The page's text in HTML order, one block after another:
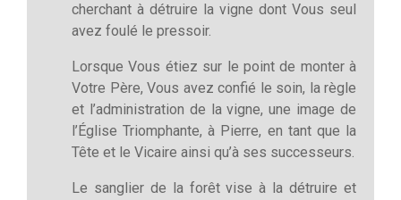
cherchant à détruire la vigne dont Vous seul
avez foulé le pressoir.
Lorsque Vous étiez sur le point de monter à
Votre Père, Vous avez confié le soin, la règle
et l’administration de la vigne, une image de
l’Église Triomphante, à Pierre, en tant que la
Tête et le Vicaire ainsi qu’à ses successeurs.
Le sanglier de la forêt vise à la détruire et